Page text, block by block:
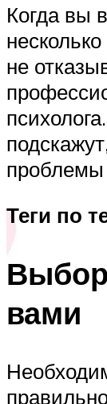
Когда вы
не
проблемы
Теги по
Выбор
вами